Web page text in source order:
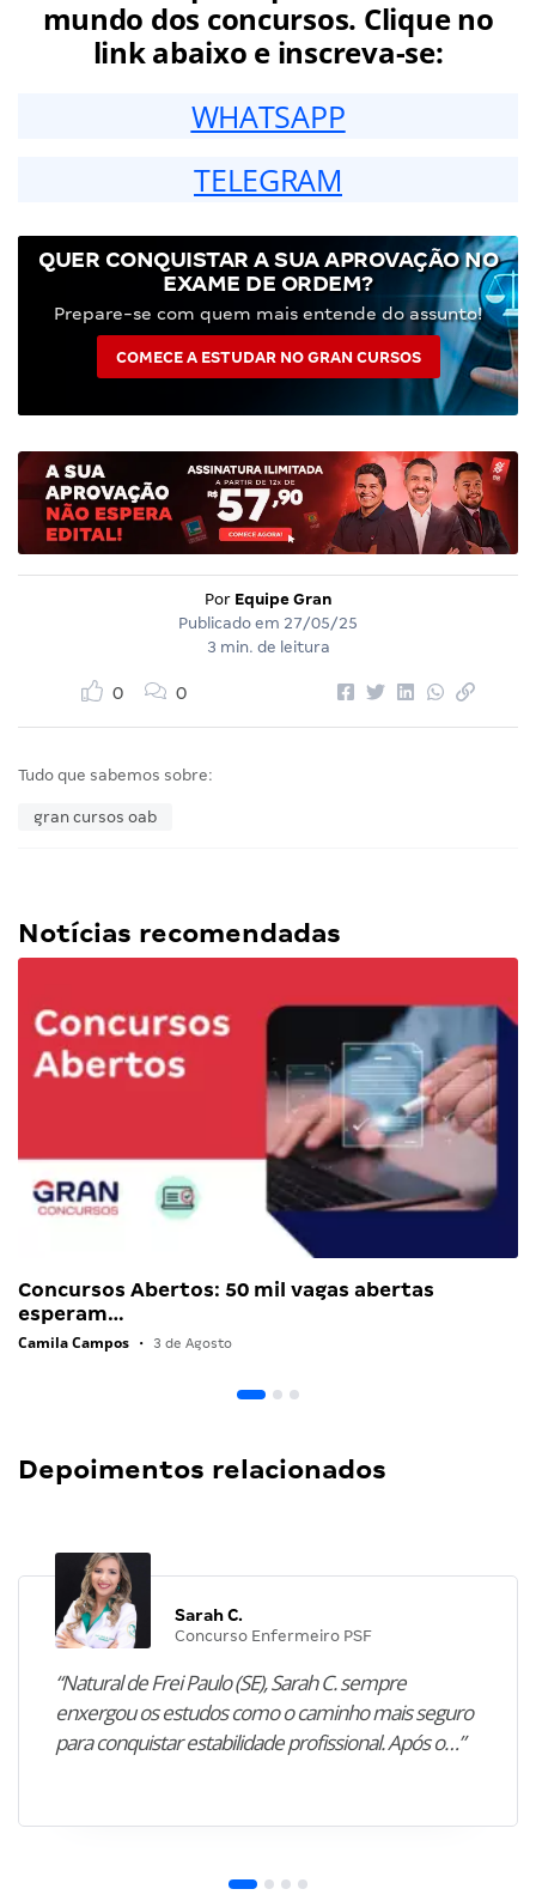
mundo dos concursos. Clique no
link abaixo e inscreva-se:
WHATSAPP
TELEGRAM
QUER CONQUISTAR A SUA APROVAÇÃO NO
EXAME DE ORDEM?
Prepare-se com quem mais entende do assunto!
COMECE A ESTUDAR NO GRAN CURSOS
Por Equipe Gran
Publicado em 27/05/25
3 min. de leitura
0 0
Tudo que sabemos sobre:
gran cursos oab
Notícias recomendadas
Concursos Abertos: 50 mil vagas abertas
esperam…
Camila Campos • 3 de Agosto
Depoimentos relacionados
Sarah C.
Concurso Enfermeiro PSF
“Natural de Frei Paulo (SE), Sarah C. sempre
enxergou os estudos como o caminho mais seguro
para conquistar estabilidade profissional. Após o…”